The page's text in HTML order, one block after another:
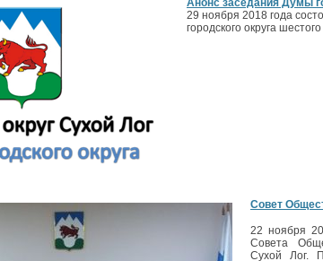
Анонс заседания Думы
29 ноября 2018 года
городского округа
Совет
22 ноября
Совета
Сухой Лог.